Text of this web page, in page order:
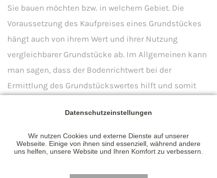
Sie bauen möchten bzw. in welchem Gebiet. Die
Voraussetzung des Kaufpreises eines Grundstückes
hängt auch von ihrem Wert und ihrer Nutzung
vergleichbarer Grundstücke ab. Im Allgemeinen kann
man sagen, dass der Bodenrichtwert bei der
Ermittlung des Grundstückswertes hilft und somit
Bodenrichtwert wird alle zwei Jahre ermittelt. Die
aktuellen Bodenrichtwerte sind zum Stichtag 31.
Dezember 2020 ermittelt worden. In Sachsen-Anhalt
Datenschutzeinstellungen
Wir nutzen Cookies und externe Dienste auf unserer
Webseite. Einige von ihnen sind essenziell, während andere
uns helfen, unsere Website und Ihren Komfort zu verbessern.